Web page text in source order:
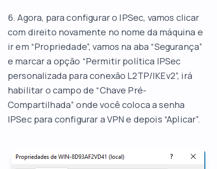
6. Agora, para configurar o IPSec, vamos clicar
com direito novamente no nome da máquina e
ir em “Propriedade”, vamos na aba “Segurança”
e marcar a opção “Permitir política IPSec
personalizada para conexão L2TP/IKEv2”, irá
habilitar o campo de “Chave Pré-
Compartilhada” onde você coloca a senha
IPSec para configurar a VPN e depois “Aplicar”.